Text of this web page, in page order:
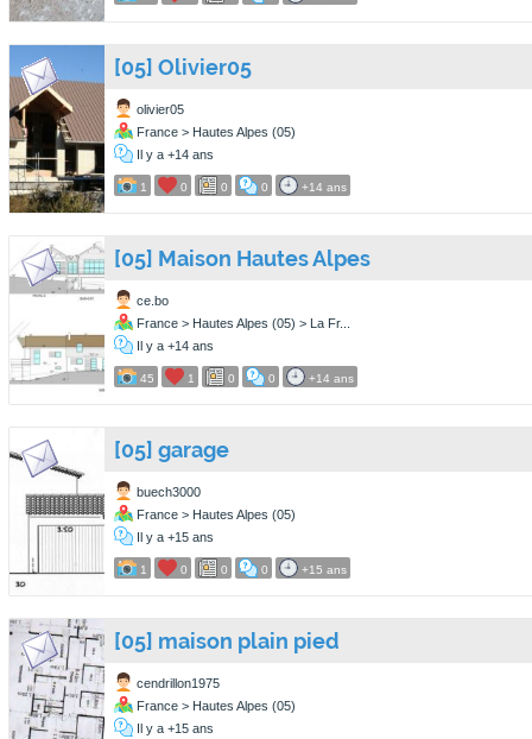
[05] Olivier05
olivier05
France > Hautes Alpes (05)
Il y a +14 ans
1 0 0 0 +14 ans
[05] Maison Hautes Alpes
ce.bo
France > Hautes Alpes (05) > La Fr...
Il y a +14 ans
45 1 0 0 +14 ans
[05] garage
buech3000
France > Hautes Alpes (05)
Il y a +15 ans
1 0 0 0 +15 ans
[05] maison plain pied
cendrillon1975
France > Hautes Alpes (05)
Il y a +15 ans